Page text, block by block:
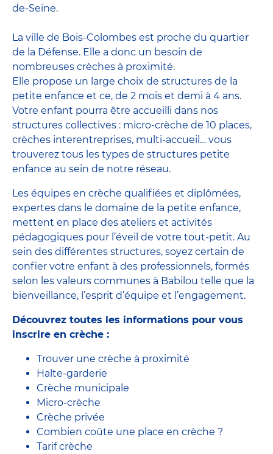
de-Seine.
La ville de Bois-Colombes est proche du quartier
de la Défense. Elle a donc un besoin de
nombreuses crèches à proximité.
Elle propose un large choix de structures de la
petite enfance et ce, de 2 mois et demi à 4 ans.
Votre enfant pourra être accueilli dans nos
structures collectives : micro-crèche de 10 places,
crèches interentreprises, multi-accueil… vous
trouverez tous les types de structures petite
enfance au sein de notre réseau.
Les équipes en crèche qualifiées et diplômées,
expertes dans le domaine de la petite enfance,
mettent en place des ateliers et activités
pédagogiques pour l’éveil de votre tout-petit. Au
sein des différentes structures, soyez certain de
confier votre enfant à des professionnels, formés
selon les valeurs communes à Babilou telle que la
bienveillance, l’esprit d’équipe et l’engagement.
Découvrez toutes les informations pour vous
inscrire en crèche :
Trouver une crèche à proximité
Halte-garderie
Crèche municipale
Micro-crèche
Crèche privée
Combien coûte une place en crèche ?
Tarif crèche